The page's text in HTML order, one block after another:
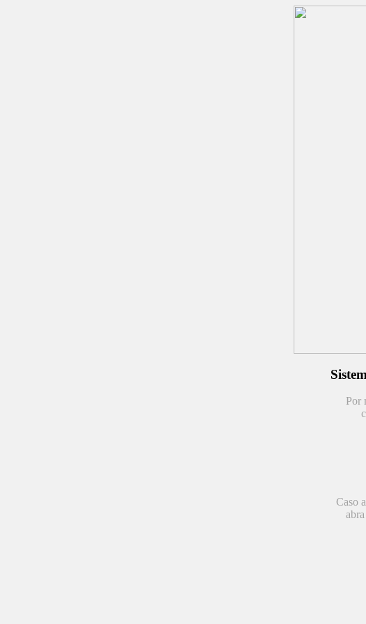
Por
Caso